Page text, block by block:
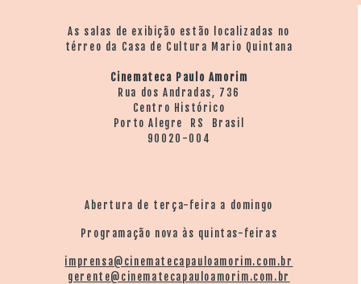
As salas de exibição estão localizadas no
térreo da Casa de Cultura Mario Quintana
Cinemateca Paulo Amorim
Rua dos Andradas, 736
Centro Histórico
Porto Alegre RS Brasil
90020-004
Abertura de terça-feira a domingo
Programação nova às quintas-feiras
imprensa@cinematecapauloamorim.com.br
gerente@cinematecapauloamorim.com.br